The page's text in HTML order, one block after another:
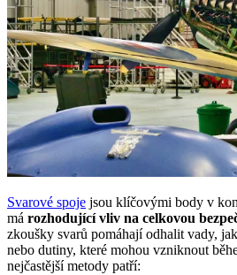
Svarové spoje jsou klíčovými body v
má rozhodující vliv na celkovou
zkoušky svarů pomáhají odhalit vady,
nebo dutiny, které mohou vzniknout
nejčastější metody patří: